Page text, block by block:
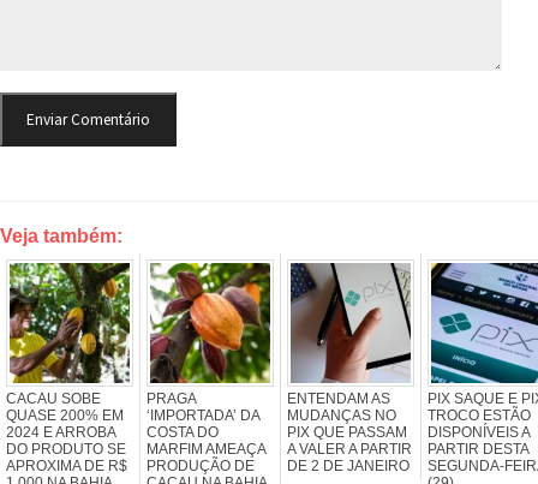
Veja também:
CACAU SOBE
QUASE 200% EM
2024 E ARROBA
DO PRODUTO SE
APROXIMA DE R$
PRAGA
‘IMPORTADA’ DA
COSTA DO
MARFIM AMEAÇA
PRODUÇÃO DE
ENTENDAM AS
MUDANÇAS NO
PIX QUE PASSAM
A VALER A PARTIR
DE 2 DE JANEIRO
PIX SAQUE E
TROCO ESTÃO
DISPONÍVEIS A
PARTIR DESTA
SEGUNDA-